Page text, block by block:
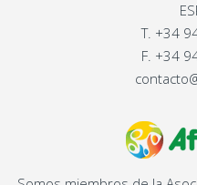
T. +34
F. +34